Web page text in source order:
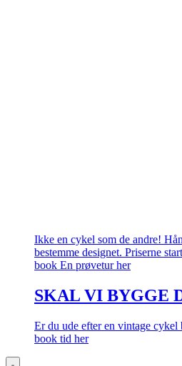
Ikke en cykel som de andre!
bestemme designet. Priserne
book En prøvetur her
SKAL VI BYGGE
Er du ude efter en vintage
book tid her